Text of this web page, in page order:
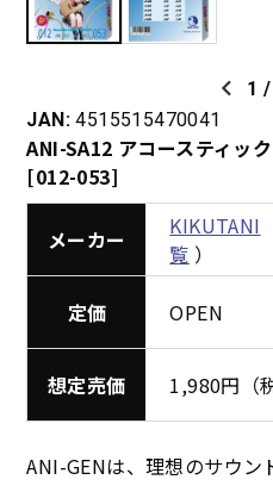
1 /
JAN: 4515515470041
ANI-SA12 アコースティッ
[012-053]
メーカー KIKUTANI
覧 ）
定価 OPEN
想定売価 1,980円（
ANI-GENは、理想のサウ